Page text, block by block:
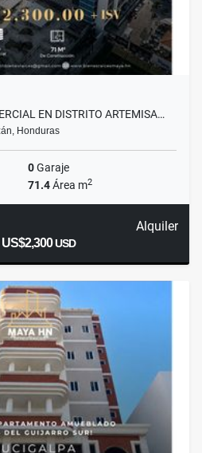
EN DISTRITO ARTEMISA…
Honduras
0Garaje
71.4Área m2
Alquiler
US$2,300USD